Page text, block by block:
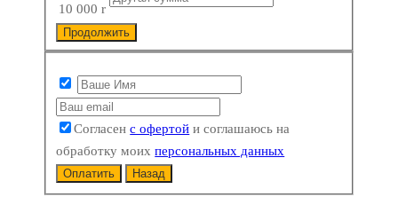
10 000r
Продолжить
Согласенс офертой и соглашаюсь на
обработку моихперсональных данных
Оплатить Назад